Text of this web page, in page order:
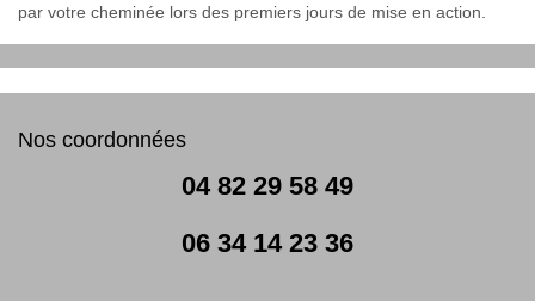
par votre cheminée lors des premiers jours de mise en action.
Nos coordonnées
04 82 29 58 49
06 34 14 23 36